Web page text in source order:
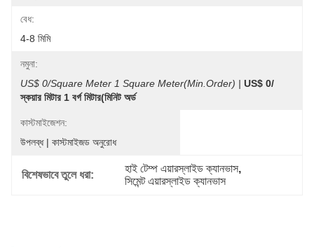
বেধ:
4-8 মিমি
নমুনা:
US$ 0/Square Meter 1 Square Meter(Min.Order) | US$ 0/
স্কয়ার মিটার 1 বর্গ মিটার(মিনিট অর্ড
কাস্টমাইজেশন:
উপলব্ধ | কাস্টমাইজড অনুরোধ
বিশেষভাবে তুলে ধরা:
হাই টেম্প এয়ারস্লাইড ক্যানভাস,
সিমেন্ট এয়ারস্লাইড ক্যানভাস